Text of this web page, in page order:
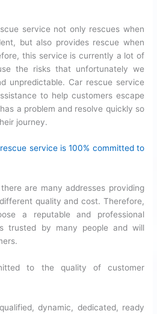
service not only rescues when
but also provides rescue when
this service is currently a lot of
the risks that unfortunately we
unpredictable. Car rescue service
to help customers escape
a problem and resolve quickly so
journey.
service is 100% committed to
are many addresses providing
quality and cost. Therefore,
a reputable and professional
trusted by many people and will
to the quality of customer
dynamic, dedicated, ready